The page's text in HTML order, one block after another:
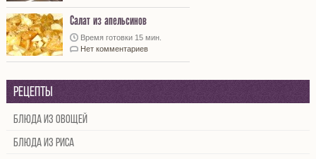
Салат из апельсинов
Время готовки 15 мин.
Нет комментариев
Рецепты
Блюда из овощей
Блюда из риса